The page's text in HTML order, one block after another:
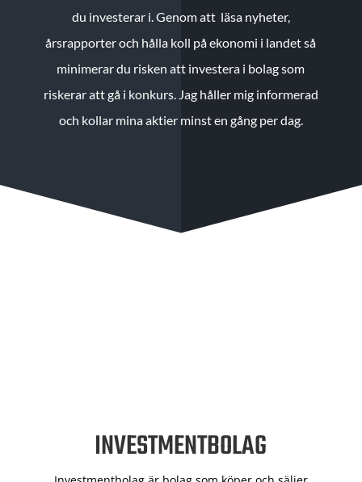
du investerar i. Genom att läsa nyheter,
årsrapporter och hålla koll på ekonomi i landet så
minimerar du risken att investera i bolag som
riskerar att gå i konkurs. Jag håller mig informerad
och kollar mina aktier minst en gång per dag.
INVESTMENTBOLAG